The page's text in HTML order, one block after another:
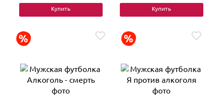
Купить Купить